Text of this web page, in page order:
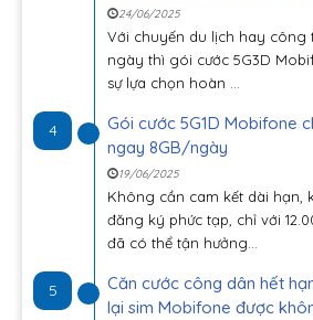
24/06/2025
Với chuyến du lịch hay công
ngày thì gói cước 5G3D
sự lựa chọn hoàn ...
4
Gói cước 5G1D Mobifone
ngay 8GB/ngày
19/06/2025
Không cần cam kết dài hạn,
đăng ký phức tạp, chỉ với
đã có thể tận hưởng...
5
Căn cước công dân hết
lại sim Mobifone được